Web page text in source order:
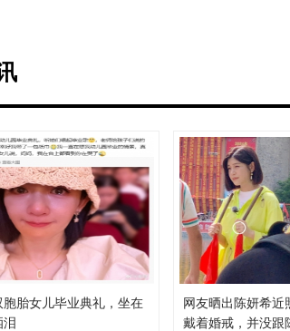
胞胎女儿毕业典礼，坐在
泪
网友晒出陈妍希近
戴着婚戒，并没跟